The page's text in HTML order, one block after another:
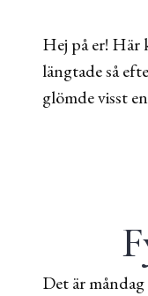
Hej på er! Här
längtade så
glömde visst
Det är